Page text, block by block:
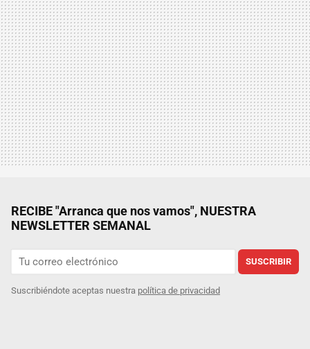
RECIBE "Arranca que nos vamos", NUESTRA
NEWSLETTER SEMANAL
SUSCRIBIR
Suscribiéndote aceptas nuestra política de privacidad